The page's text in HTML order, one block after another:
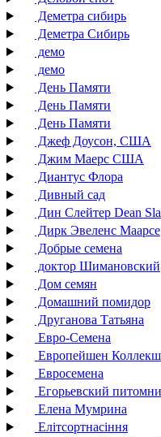
Деметра сибирь
Деметра Сибирь
демо
демо
День Памяти
День Памяти
День Памяти
Джеф Доусон, США
Джим Маерс США
Диантус Флора
Дивный сад
Дин Слейтер Dean
Дирк Эвеленс Маарсе
Добрые семена
доктор Шимановский
Дом семян
Домашний помидор
Друганова Татьяна
Евро-Семена
Европейшен
Евросемена
Егорьевский
Елена Мумрина
Елітсортнасіння